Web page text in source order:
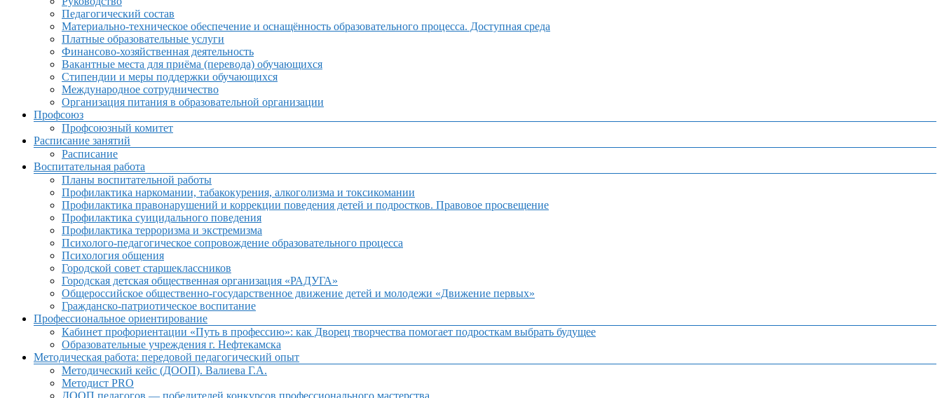
Педагогический состав
Материально-техническое обеспечение и оснащённость образовательного процесса. Доступная среда
Платные образовательные услуги
Финансово-хозяйственная деятельность
Вакантные места для приёма (перевода) обучающихся
Стипендии и меры поддержки обучающихся
Международное сотрудничество
Организация питания в образовательной организации
Профсоюз
Профсоюзный комитет
Расписание занятий
Расписание
Воспитательная работа
Планы воспитательной работы
Профилактика наркомании, табакокурения, алкоголизма и токсикомании
Профилактика правонарушений и коррекции поведения детей и подростков. Правовое просвещение
Профилактика суицидального поведения
Профилактика терроризма и экстремизма
Психолого-педагогическое сопровождение образовательного процесса
Психология общения
Городской совет старшеклассников
Городская детская общественная организация «РАДУГА»
Общероссийское общественно-государственное движение детей и молодежи «Движение первых»
Гражданско-патриотическое воспитание
Профессиональное ориентирование
Кабинет профориентации «Путь в профессию»: как Дворец творчества помогает подросткам выбрать будущее
Образовательные учреждения г. Нефтекамска
Методическая работа: передовой педагогический опыт
Методический кейс (ДООП). Валиева Г.А.
Методист PRO